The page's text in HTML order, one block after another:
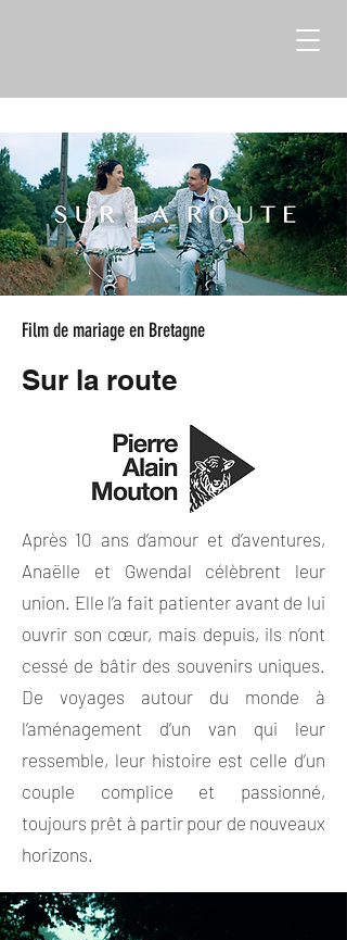
Film de mariage en Bretagne
Sur la route
Après 10 ans d’amour et d’aventures,
Anaëlle et Gwendal célèbrent leur
union. Elle l’a fait patienter avant de lui
ouvrir son cœur, mais depuis, ils n’ont
cessé de bâtir des souvenirs uniques.
De voyages autour du monde à
l’aménagement d’un van qui leur
ressemble, leur histoire est celle d’un
couple complice et passionné,
toujours prêt à partir pour de nouveaux
horizons.